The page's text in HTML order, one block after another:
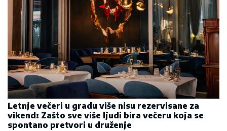
Letnje večeri u gradu više nisu rezervisane za
vikend: Zašto sve više ljudi bira večeru koja se
spontano pretvori u druženje